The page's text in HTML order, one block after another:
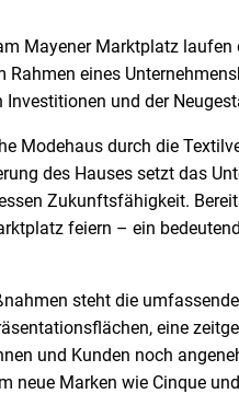
Mayener Marktplatz
eines
und der
Modehaus durch die
des Hauses setzt das
Zukunftsfähigkeit.
feiern – ein
steht die
eine
und Kunden noch
neue Marken wie Cinque